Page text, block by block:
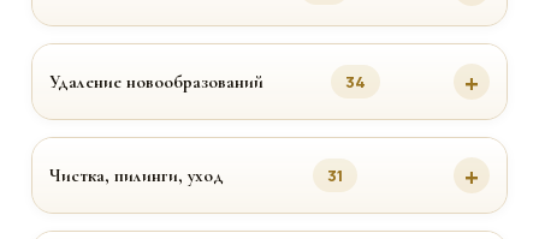
Удаление новообразований 34
Чистка, пилинги, уход 31